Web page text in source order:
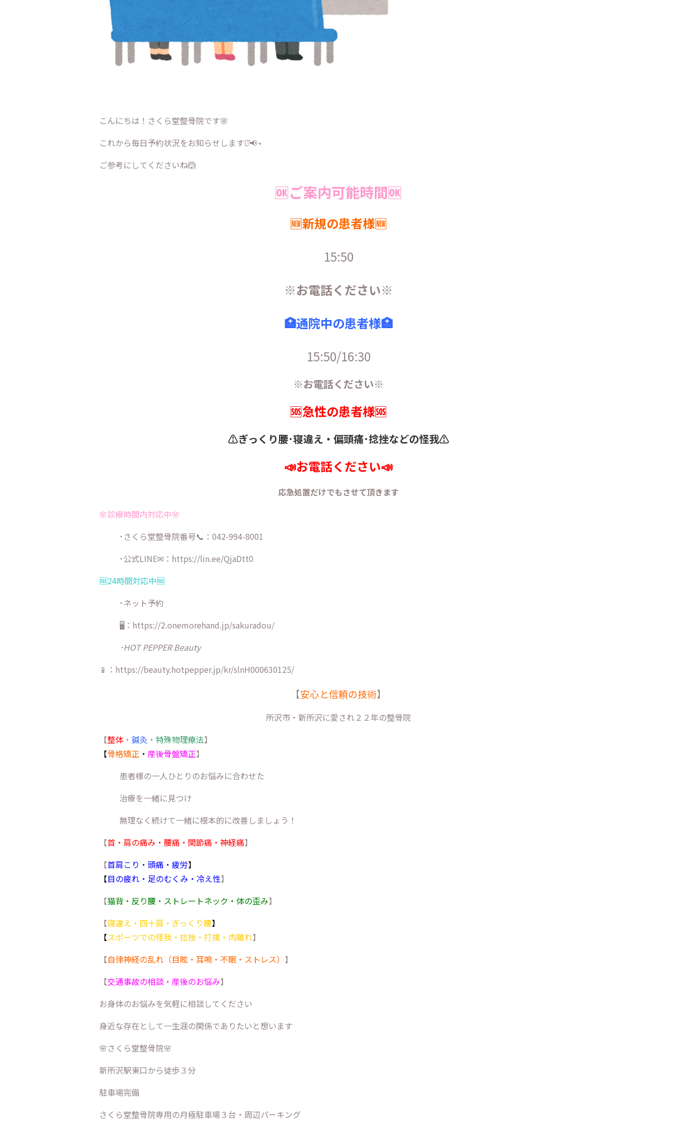
こんにちは！さくら堂整骨院です🌸
これから毎日予約状況をお知らせします⋆͛📢⋆
ご参考にしてくださいね🙆
🆗ご案内可能時間🆗
🆕新規の患者様🆕
15:50
※お電話ください※
🏥通院中の患者様🏥
15:50/16:30
※お電話ください※
🆘急性の患者様🆘
⚠️ぎっくり腰･寝違え・ 偏頭痛･捻挫などの怪我⚠️
📣お電話ください📣
応急処置だけでもさせて頂きます
🌸診療時間内対応中🌸
･さくら堂整骨院番号📞：042-994-8001
･公式LINE✉： https://lin.ee/QjaDtt0
🆓24時間対応中🆓
･ネット予約
🖥：https://2.onemorehand.jp/sakuradou/
･HOT PEPPER Beauty
📱：https://beauty.hotpepper.jp/kr/slnH000630125/
【安心と信頼の技術】
所沢市・新所沢に愛され２２年の整骨院
【整体 ・ 鍼灸 ・ 特殊物理療法】
【骨格矯正 ・ 産後骨盤矯正】
患者様の一人ひとりのお悩みに合わせた
治療を一緒に見つけ
無理なく続けて一緒に根本的に改善しましょう！
【首・肩の痛み・腰痛・関節痛・神経痛】
【首肩こり・頭痛・疲労】
【目の疲れ・足のむくみ・冷え性】
【猫背・反り腰・ストレートネック・体の歪み】
【寝違え・四十肩・ぎっくり腰】
【スポーツでの怪我・捻挫・打撲・肉離れ】
【自律神経の乱れ（目眩・耳鳴・不眠・ストレス） 】
【交通事故の相談・産後のお悩み】
お身体のお悩みを気軽に相談してください
身近な存在として一生涯の関係でありたいと想います
🌸さくら堂整骨院🌸
新所沢駅東口から徒歩３分
駐車場完備
さくら堂整骨院専用の月極駐車場３台・周辺パーキング